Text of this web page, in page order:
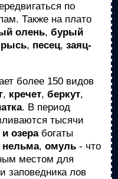
по
Также на плато
олень, бурый
рысь, песец, заяц-
более 150 видов
, кречет, беркут,
. В период
тысячи
озерабогаты
нельма, омуль - что
местом для
заповедника лов